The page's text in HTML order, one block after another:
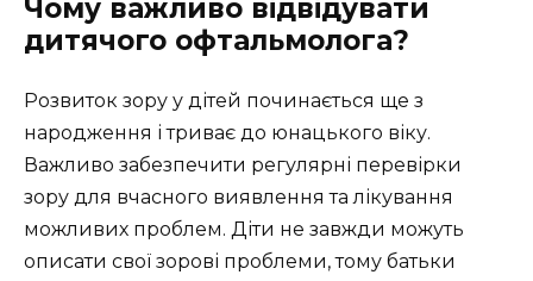
Чому важливо відвідувати
дитячого офтальмолога?
Розвиток зору у дітей починається ще з
народження і триває до юнацького віку.
Важливо забезпечити регулярні перевірки
зору для вчасного виявлення та лікування
можливих проблем. Діти не завжди можуть
описати свої зорові проблеми, тому батьки